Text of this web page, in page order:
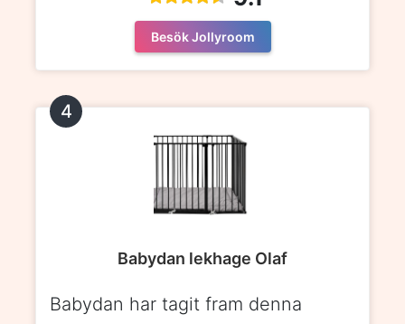
Besök Jollyroom
Babydan lekhage Olaf
Babydan har tagit fram denna